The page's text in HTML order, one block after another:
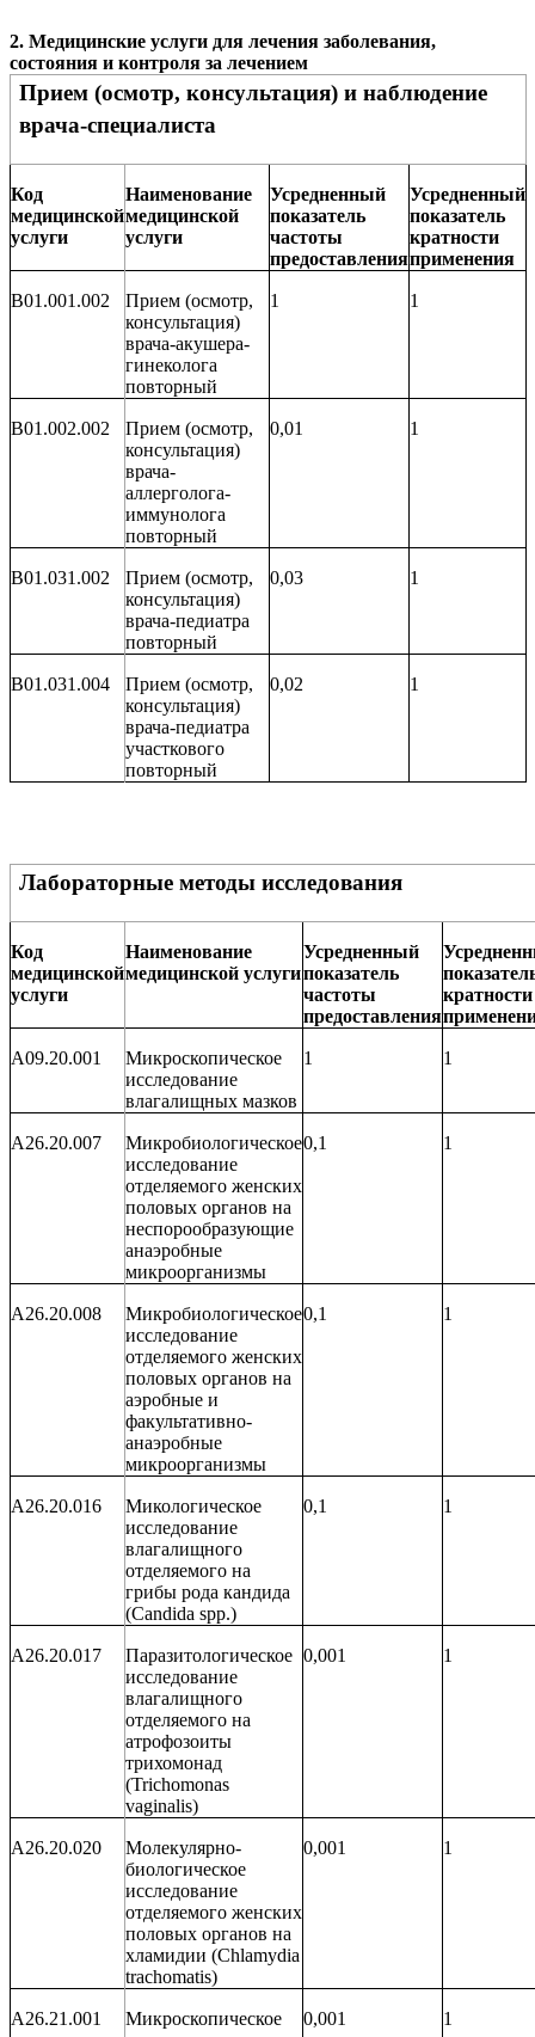
2. Медицинские услуги для лечения заболевания,
состояния и контроля за лечением
Прием (осмотр, консультация) и наблюдение
врача-специалиста
Код
медицинской
услуги
Наименование
медицинской
услуги
Усредненный
показатель
частоты
предоставления
Усредненный
показатель
кратности
применения
B01.001.002
Прием (осмотр,
консультация)
врача-акушера-
гинеколога
повторный
1 1
B01.002.002
Прием (осмотр,
консультация)
врача-
аллерголога-
иммунолога
повторный
0,01 1
B01.031.002
Прием (осмотр,
консультация)
врача-педиатра
повторный
0,03 1
B01.031.004
Прием (осмотр,
консультация)
врача-педиатра
участкового
повторный
0,02 1
Лабораторные методы исследования
Код
медицинской
услуги
Наименование
медицинской услуги
Усредненный
показатель
частоты
предоставления
кратности
A09.20.001
Микроскопическое
исследование
влагалищных мазков
1 1
A26.20.007
Микробиологическое
исследование
отделяемого женских
половых органов на
неспорообразующие
анаэробные
микроорганизмы
0,1 1
A26.20.008
Микробиологическое
исследование
отделяемого женских
половых органов на
аэробные и
факультативно-
анаэробные
микроорганизмы
0,1 1
A26.20.016
Микологическое
исследование
влагалищного
отделяемого на
грибы рода кандида
(Candida spp.)
0,1 1
A26.20.017
Паразитологическое
исследование
влагалищного
отделяемого на
атрофозоиты
трихомонад
(Trichomonas
vaginalis)
0,001 1
A26.20.020
Молекулярно-
биологическое
исследование
отделяемого женских
половых органов на
хламидии (Chlamydia
trachomatis)
0,001 1
A26.21.001
Микроскопическое
0,001 1